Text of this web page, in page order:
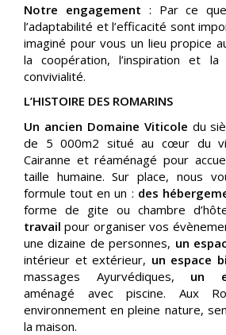
Notre engagement : Par ce
l’adaptabilité et l’efficacité sont
imaginé pour vous un lieu propice
la coopération, l’inspiration et
convivialité.
L’HISTOIRE DES ROMARINS
Un ancien Domaine Viticole du
de 5 000m2 situé au cœur du
Cairanne et réaménagé pour
taille humaine. Sur place, nous
formule tout en un : des
forme de gite ou chambre
travail pour organiser vos
une dizaine de personnes, un
intérieur et extérieur, un espace
massages Ayurvédiques, un
aménagé avec piscine. Aux
environnement en pleine nature,
la maison.